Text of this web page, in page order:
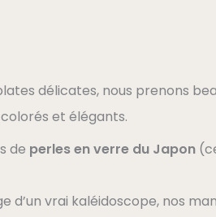
délicates, nous prenons
et élégants.
de perles en verre du Japon
d’un vrai kaléidoscope, nos